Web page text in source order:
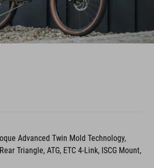
Advanced Twin Mold Technology,
Triangle, ATG, ETC 4-Link, ISCG Mount,